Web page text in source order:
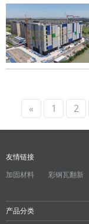
« 1 2
友情链接
加固材料
彩钢瓦翻新
产品分类